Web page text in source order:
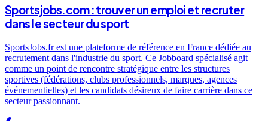
Sportsjobs.com : trouver un emploi et recruter
dans le secteur du sport
SportsJobs.fr est une plateforme de référence en France dédiée au
recrutement dans l'industrie du sport. Ce Jobboard spécialisé agit
comme un point de rencontre stratégique entre les structures
sportives (fédérations, clubs professionnels, marques, agences
événementielles) et les candidats désireux de faire carrière dans ce
secteur passionnant.